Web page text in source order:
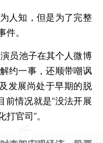
知，但是为了完整
件。
池子在其个人微博
解约一事，还顺带嘲讽
发展尚处于早期的脱
前情况就是“没法开展
官司”。